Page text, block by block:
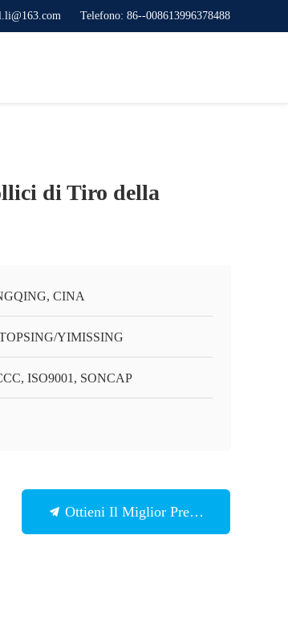
Telefono: 86--008613996378488
di Tiro della
CINA
YIMISSING
ISO9001, SONCAP
Ottieni Il Miglior Prezzo